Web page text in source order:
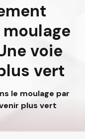
voie
vert
le moulage par
plus vert